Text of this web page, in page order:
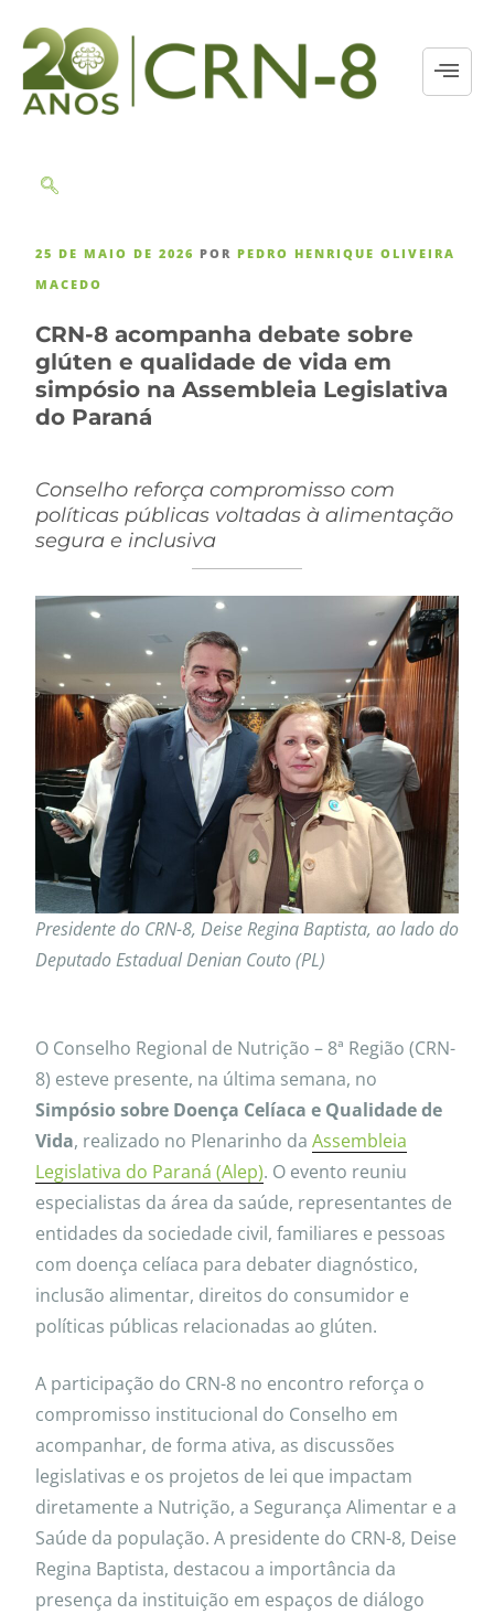
25 DE MAIO DE 2026 POR PEDRO HENRIQUE OLIVEIRA
MACEDO
CRN-8 acompanha debate sobre
glúten e qualidade de vida em
simpósio na Assembleia Legislativa
do Paraná
Conselho reforça compromisso com
políticas públicas voltadas à alimentação
segura e inclusiva
Presidente do CRN-8, Deise Regina Baptista, ao lado do
Deputado Estadual Denian Couto (PL)
O Conselho Regional de Nutrição – 8ª Região (CRN-
8) esteve presente, na última semana, no
Simpósio sobre Doença Celíaca e Qualidade de
Vida, realizado no Plenarinho da Assembleia
Legislativa do Paraná (Alep). O evento reuniu
especialistas da área da saúde, representantes de
entidades da sociedade civil, familiares e pessoas
com doença celíaca para debater diagnóstico,
inclusão alimentar, direitos do consumidor e
políticas públicas relacionadas ao glúten.
A participação do CRN-8 no encontro reforça o
compromisso institucional do Conselho em
acompanhar, de forma ativa, as discussões
legislativas e os projetos de lei que impactam
diretamente a Nutrição, a Segurança Alimentar e a
Saúde da população. A presidente do CRN-8, Deise
Regina Baptista, destacou a importância da
presença da instituição em espaços de diálogo